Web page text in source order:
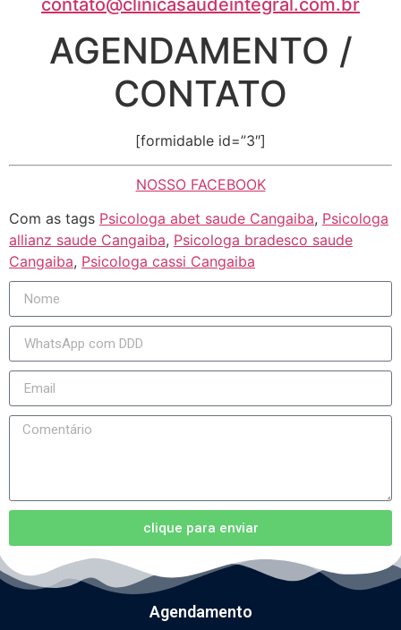
contato@clinicasaudeintegral.com.br
AGENDAMENTO /
CONTATO
[formidable id=”3″]
NOSSO FACEBOOK
Com as tags Psicologa abet saude Cangaiba, Psicologa
allianz saude Cangaiba, Psicologa bradesco saude
Cangaiba, Psicologa cassi Cangaiba
clique para enviar
Agendamento